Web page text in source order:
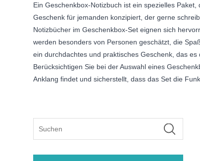
Ein Geschenkbox-Notizbuch ist ein spezielles
Geschenk für jemanden konzipiert, der gerne
Notizbücher im Geschenkbox-Set eignen sich
werden besonders von Personen geschätzt, die
ein durchdachtes und praktisches Geschenk, das
Berücksichtigen Sie bei der Auswahl eines
Anklang findet und sicherstellt, dass das Set die